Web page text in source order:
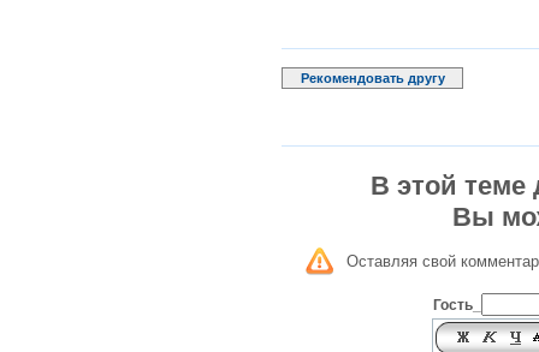
Рекомендовать другу
В этой теме
Вы
Оставляя свой
Гость_